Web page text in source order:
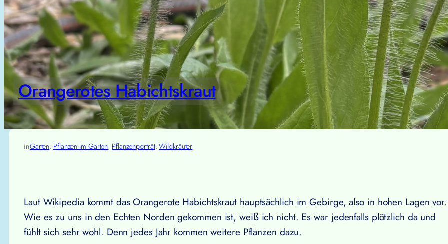
Orangerotes Habichtskraut
inGarten, Pflanzen im Garten, Pflanzenporträt, Wildkräuter
Laut Wikipedia kommt das Orangerote Habichtskraut hauptsächlich im Gebirge, also in hohen Lagen vor.
Wie es zu uns in den Echten Norden gekommen ist, weiß ich nicht. Es war jedenfalls plötzlich da und
fühlt sich sehr wohl. Denn jedes Jahr kommen weitere Pflanzen dazu.